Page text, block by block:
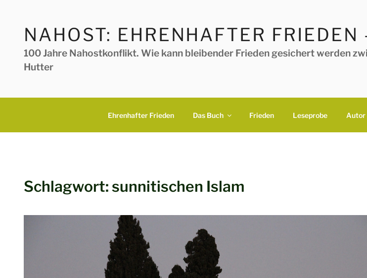
springenNAHOST: EHRENHAFTER FRIEDEN
100 Jahre Nahostkonflikt. Wie kann bleibender Frieden gesichert werden
Hutter
Ehrenhafter Frieden Das Buch Frieden Leseprobe Autor
Schlagwort:sunnitischen Islam